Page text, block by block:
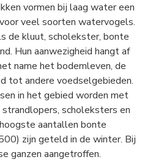
vormen bij laag water een
veel soorten watervogels.
de kluut, scholekster, bonte
Hun aanwezigheid hangt af
name het bodemleven, de
tot andere voedselgebieden.
in het gebied worden met
scholeksters en
aantallen bonte
zijn geteld in de winter. Bij
ganzen aangetroffen.